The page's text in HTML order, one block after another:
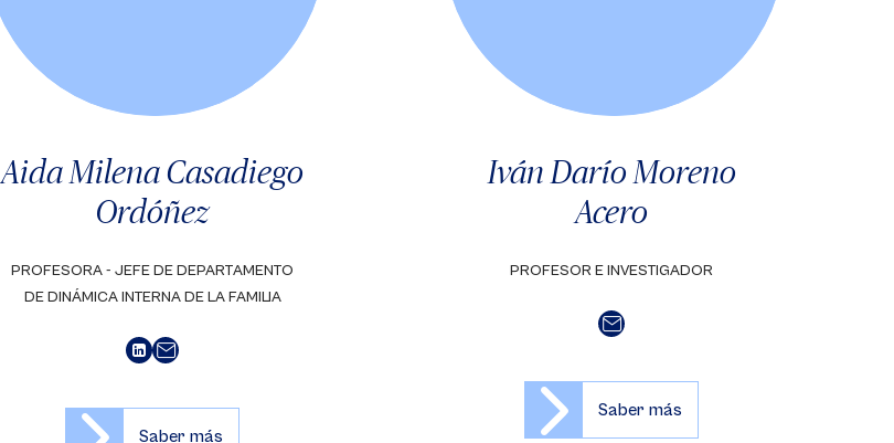
Aida Milena Casadiego
Ordóñez
PROFESORA - JEFE DE DEPARTAMENTO
DE DINÁMICA INTERNA DE LA FAMILIA
Saber más
Iván Darío Moreno
Acero
PROFESOR E INVESTIGADOR
Saber más